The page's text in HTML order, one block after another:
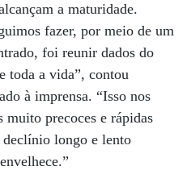
a maturidade.
fazer, por meio de um
foi reunir dados do
toda a vida”, contou
à imprensa. “Isso nos
precoces e rápidas
declínio longo e lento